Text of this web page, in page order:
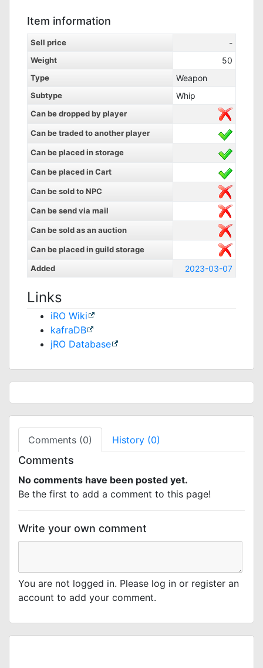
Item information
Sell price -
Weight 50
Type Weapon
Subtype Whip
Can be dropped by player
Can be traded to another player
Can be placed in storage
Can be placed in Cart
Can be sold to NPC
Can be send via mail
Can be sold as an auction
Can be placed in guild storage
Added
2023-03-07
Links
iRO Wiki
kafraDB
jRO Database
Comments (0) History (0)
Comments
No comments have been posted yet.
Be the first to add a comment to this page!
Write your own comment
You are not logged in. Please log in or register an
account to add your comment.